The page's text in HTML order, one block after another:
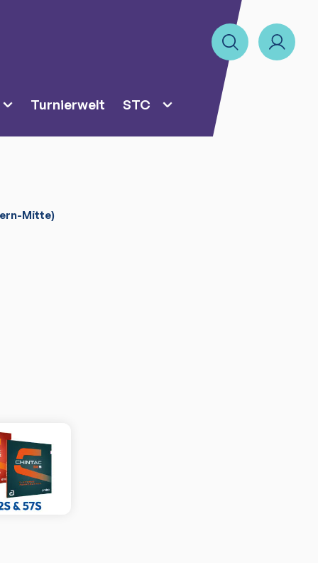
Turnierwelt STC
Mitte)